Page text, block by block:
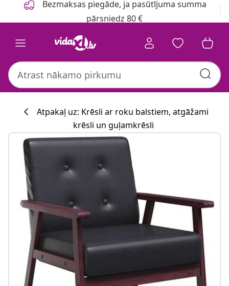
Bezmaksas piegāde, ja pasūtījuma summa
pārsniedz 80 €
Atpakaļ uz: Krēsli ar roku balstiem, atgāžami
krēsli un guļamkrēsli